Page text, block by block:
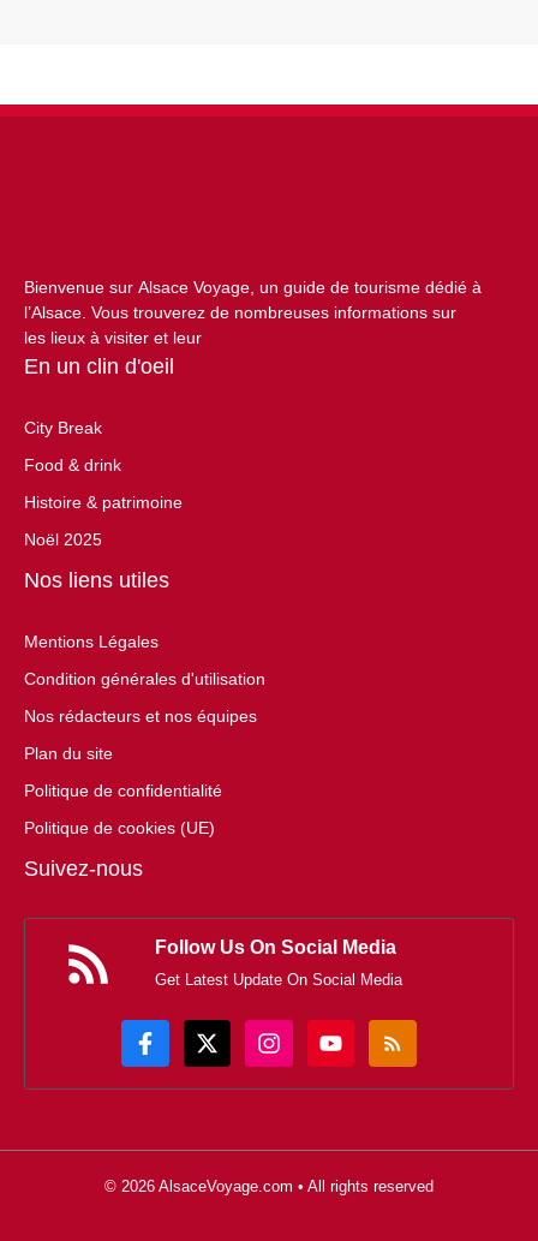
Bienvenue sur Alsace Voyage, un guide de tourisme dédié à
l’Alsace. Vous trouverez de nombreuses informations sur
les lieux à visiter et leur
En un clin d'oeil
City Break
Food & drink
Histoire & patrimoine
Noël 2025
Nos liens utiles
Mentions Légales
Condition générales d'utilisation
Nos rédacteurs et nos équipes
Plan du site
Politique de confidentialité
Politique de cookies (UE)
Suivez-nous
Follow Us On Social Media
Get Latest Update On Social Media
© 2026 AlsaceVoyage.com • All rights reserved